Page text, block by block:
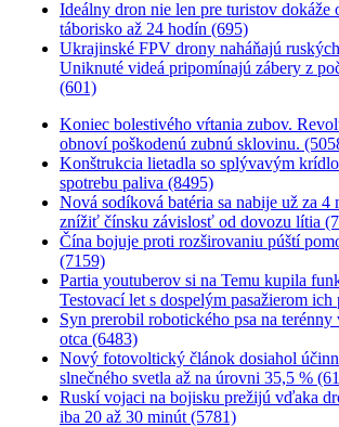
Ideálny dron nie len pre turistov
táborisko až 24 hodín (695)
Ukrajinské FPV drony naháňajú
Uniknuté videá pripomínajú zábery z
(601)
Koniec bolestivého vŕtania zubov.
obnoví poškodenú zubnú sklovinu.
Konštrukcia lietadla so splývavým
spotrebu paliva (8495)
Nová sodíková batéria sa nabije už za 4
znížiť čínsku závislosť od dovozu lítia
Čína bojuje proti rozširovaniu púští
(7159)
Partia youtuberov si na Temu kupila
Testovací let s dospelým pasažierom
Syn prerobil robotického psa na
otca (6483)
Nový fotovoltický článok dosiahol
slnečného svetla až na úrovni 35,5 %
Ruskí vojaci na bojisku prežijú vďaka
iba 20 až 30 minút (5781)